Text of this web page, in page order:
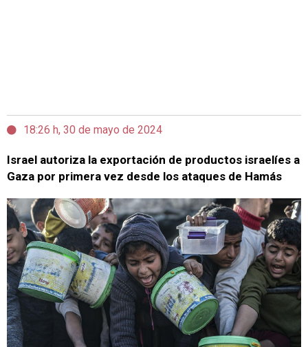
18:26 h, 30 de mayo de 2024
Israel autoriza la exportación de productos israelíes a
Gaza por primera vez desde los ataques de Hamás